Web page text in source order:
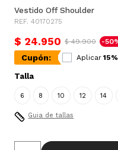
Vestido Off Shoulder
REF. 40170275
$ 24.950 $ 49.900 -
Cupón: Aplicar
Talla
6 8 10 12 14
Guia de tallas